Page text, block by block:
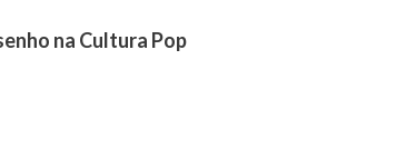
na Cultura Pop